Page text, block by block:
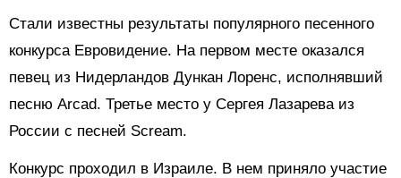
Стали известны результаты популярного песенного
конкурса Евровидение. На первом месте оказался
певец из Нидерландов Дункан Лоренс, исполнявший
песню Arcad. Третье место у Сергея Лазарева из
России с песней Scream.
Конкурс проходил в Израиле. В нем приняло участие